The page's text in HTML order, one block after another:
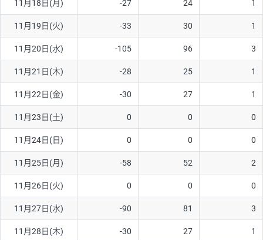
ソ/円は10万通貨単位。
11月18日(月) -27 24 1
11月19日(火) -33 30 1
11月20日(水) -105 96 3
11月21日(木) -28 25 1
11月22日(金) -30 27 1
11月23日(土) 0 0 0
11月24日(日) 0 0 0
11月25日(月) -58 52 2
11月26日(火) 0 0 0
11月27日(水) -90 81 3
11月28日(木) -30 27 1